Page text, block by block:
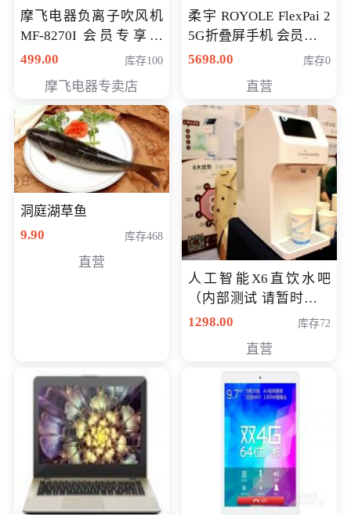
摩飞电器负离子吹风机
MF-8270I 会员专享价
369元
499.00 库存100
摩飞电器专卖店
柔宇 ROYOLE FlexPai 2
5G折叠屏手机 会员专享
购买价格 4998元
5698.00 库存0
直营
洞庭湖草鱼
9.90
库存468
直营
人工智能X6直饮水吧
（内部测试 请暂时不要
购买）
1298.00 库存72
直营